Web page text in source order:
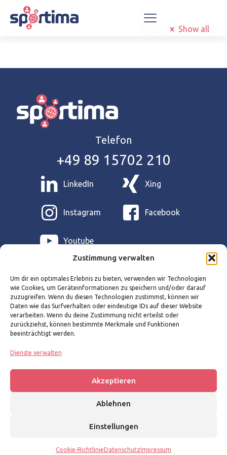
Zustimmung verwalten
Um dir ein optimales Erlebnis zu bieten, verwenden wir Technologien
wie Cookies, um Geräteinformationen zu speichern und/oder darauf
zuzugreifen. Wenn du diesen Technologien zustimmst, können wir
Daten wie das Surfverhalten oder eindeutige IDs auf dieser Website
verarbeiten. Wenn du deine Zustimmung nicht erteilst oder
zurückziehst, können bestimmte Merkmale und Funktionen
beeinträchtigt werden.
Dienste verwalten
Akzeptieren
Ablehnen
Einstellungen
Cookie-RichtlinieDatenschutzImpressum
Categories Show all
Telefon
+49 89 15702 210
LinkedIn Xing
Instagram Facebook
Youtube
Über uns
Vereinswerkstatt
Kontakt
© sportima GmbH 2026